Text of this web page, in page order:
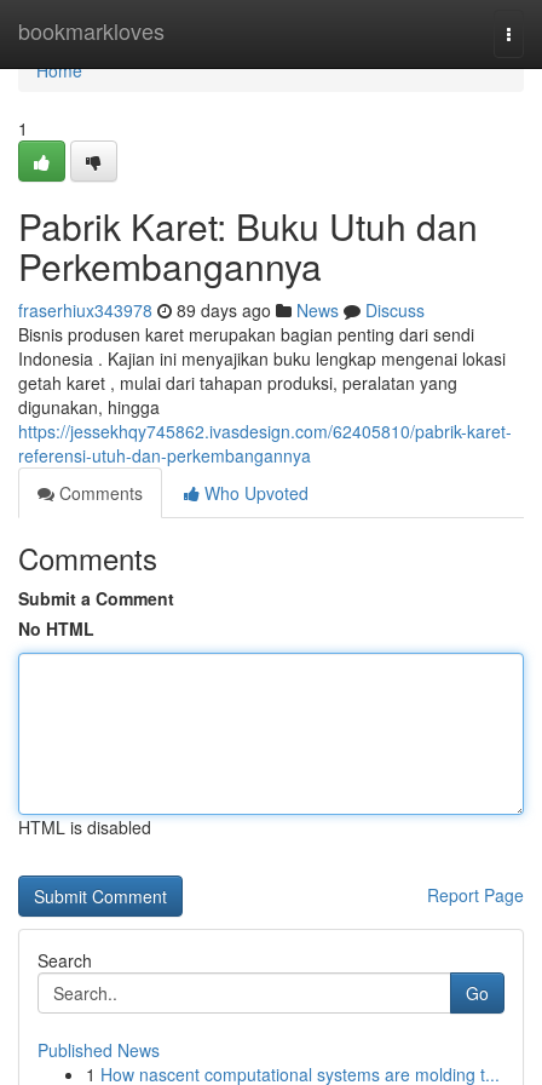
bookmarkloves
Home
Home
1
Pabrik Karet: Buku Utuh dan
Perkembangannya
fraserhiux343978 89 days ago News
Discuss
Bisnis produsen karet merupakan bagian penting dari sendi
Indonesia . Kajian ini menyajikan buku lengkap mengenai lokasi
getah karet , mulai dari tahapan produksi, peralatan yang
digunakan, hingga
https://jessekhqy745862.ivasdesign.com/62405810/pabrik-karet-
referensi-utuh-dan-perkembangannya
Comments
Who Upvoted
Comments
Submit a Comment
No HTML
HTML is disabled
Report Page
Search
Go
Published News
1 How nascent computational systems are molding t...